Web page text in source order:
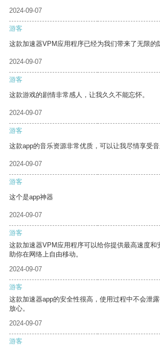
2024-09-07
游客
这款加速器VPM应用程序已经为我们带来了无限的
2024-09-07
游客
这款游戏的剧情非常感人，让我久久不能忘怀。
2024-09-07
游客
这款app的音乐资源非常优质，可以让我尽情享受音
2024-09-07
游客
这个是app神器
2024-09-07
游客
这款加速器VPM应用程序可以给你提供最高速度和
助你在网络上自由移动。
2024-09-07
游客
这款加速器app的安全性很高，使用过程中不会泄
放心。
2024-09-07
游客